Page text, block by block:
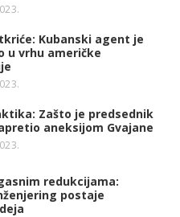
Kubanski agent je
u vrhu američke
Zašto je predsednik
aneksijom Gvajane
redukcijama:
postaje